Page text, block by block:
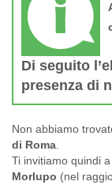
Di seguito
presenza di
Non abbiamo
di Roma
Ti invitiamo quindi
Morlupo (nel